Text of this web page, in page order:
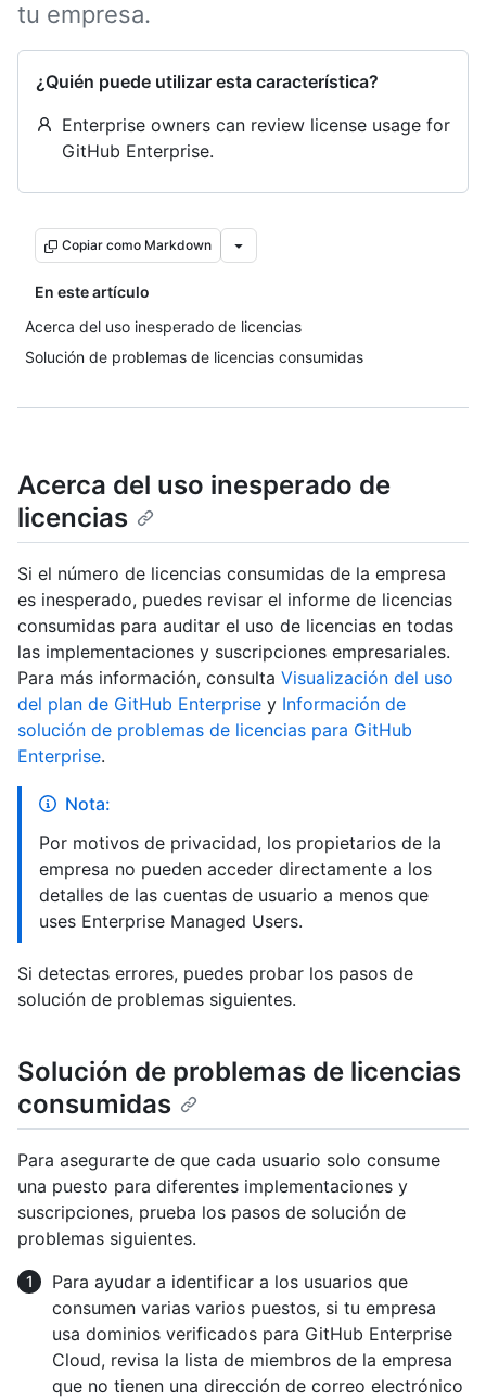
tu empresa.
¿Quién puede utilizar esta característica?
Enterprise owners can review license usage for
GitHub Enterprise.
Copiar como Markdown
En este artículo
Acerca del uso inesperado de licencias
Solución de problemas de licencias consumidas
Acerca del uso inesperado de
licencias
Si el número de licencias consumidas de la empresa
es inesperado, puedes revisar el informe de licencias
consumidas para auditar el uso de licencias en todas
las implementaciones y suscripciones empresariales.
Para más información, consulta Visualización del uso
del plan de GitHub Enterprise y Información de
solución de problemas de licencias para GitHub
Enterprise.
Nota:
Por motivos de privacidad, los propietarios de la
empresa no pueden acceder directamente a los
detalles de las cuentas de usuario a menos que
uses Enterprise Managed Users.
Si detectas errores, puedes probar los pasos de
solución de problemas siguientes.
Solución de problemas de licencias
consumidas
Para asegurarte de que cada usuario solo consume
una puesto para diferentes implementaciones y
suscripciones, prueba los pasos de solución de
problemas siguientes.
Para ayudar a identificar a los usuarios que
consumen varias varios puestos, si tu empresa
usa dominios verificados para GitHub Enterprise
Cloud, revisa la lista de miembros de la empresa
que no tienen una dirección de correo electrónico